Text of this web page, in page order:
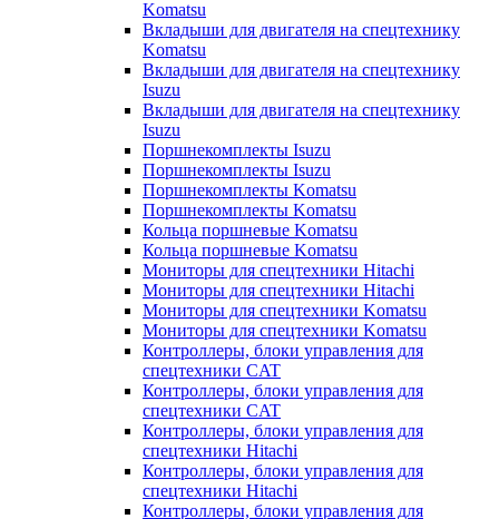
Komatsu
Вкладыши для двигателя на спецтехнику
Komatsu
Вкладыши для двигателя на спецтехнику
Isuzu
Вкладыши для двигателя на спецтехнику
Isuzu
Поршнекомплекты Isuzu
Поршнекомплекты Isuzu
Поршнекомплекты Komatsu
Поршнекомплекты Komatsu
Кольца поршневые Komatsu
Кольца поршневые Komatsu
Мониторы для спецтехники Hitachi
Мониторы для спецтехники Hitachi
Мониторы для спецтехники Komatsu
Мониторы для спецтехники Komatsu
Контроллеры, блоки управления для
спецтехники CAT
Контроллеры, блоки управления для
спецтехники CAT
Контроллеры, блоки управления для
спецтехники Hitachi
Контроллеры, блоки управления для
спецтехники Hitachi
Контроллеры, блоки управления для